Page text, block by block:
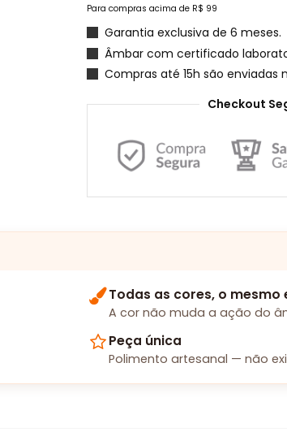
Para compras acima de R$ 99
Garantia exclusiva de 6 meses.
Âmbar com certificado
Compras até 15h são enviadas
Checkout
Todas as cores, o mesmo
A cor não muda a ação do
Peça única
Polimento artesanal — não